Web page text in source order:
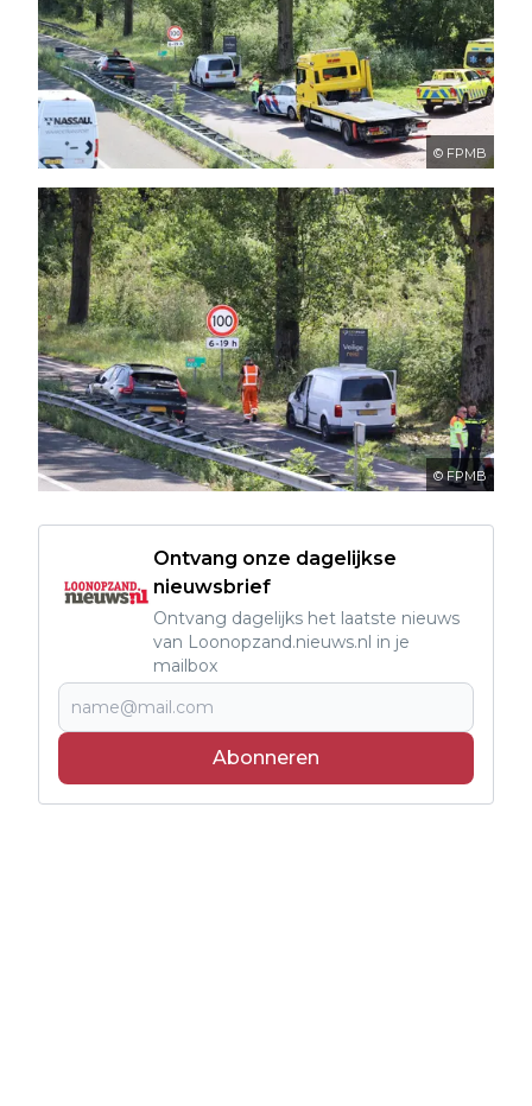
© FPMB
© FPMB
Ontvang onze dagelijkse
nieuwsbrief
Ontvang dagelijks het laatste nieuws
van Loonopzand.nieuws.nl in je
mailbox
Abonneren